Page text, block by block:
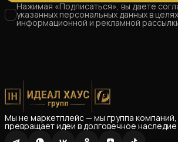
Нажимая «Подписаться», вы даете
указанных персональных данных в
информационной и рекламной
Мы не маркетплейс — мы группа компаний,
превращает идеи в долговечное наследие